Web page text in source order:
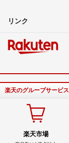
リンク
楽天のグループサービス
楽天市場